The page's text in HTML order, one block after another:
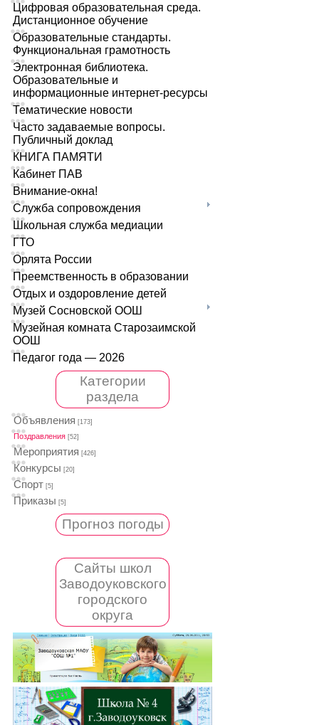
Цифровая образовательная среда.
Дистанционное обучение
Образовательные стандарты.
Функциональная грамотность
Электронная библиотека.
Образовательные и
информационные интернет-ресурсы
Тематические новости
Часто задаваемые вопросы.
Публичный доклад
КНИГА ПАМЯТИ
Кабинет ПАВ
Внимание-окна!
Служба сопровождения
Школьная служба медиации
ГТО
Орлята России
Преемственность в образовании
Отдых и оздоровление детей
Музей Сосновской ООШ
Музейная комната Старозаимской
ООШ
Педагог года — 2026
Категории
раздела
Объявления [173]
Поздравления [52]
Мероприятия [426]
Конкурсы [20]
Спорт [5]
Приказы [5]
Прогноз погоды
Сайты школ
Заводоуковского
городского
округа